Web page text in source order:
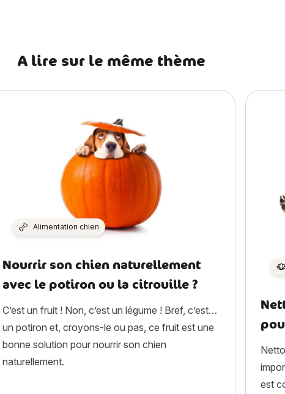
A lire sur le même thème
Alimentation chien
Nourrir son chien naturellement
avec le potiron ou la citrouille ?
C’est un fruit ! Non, c’est un légume ! Bref, c’est…
un potiron et, croyons-le ou pas, ce fruit est une
bonne solution pour nourrir son chien
naturellement.
est